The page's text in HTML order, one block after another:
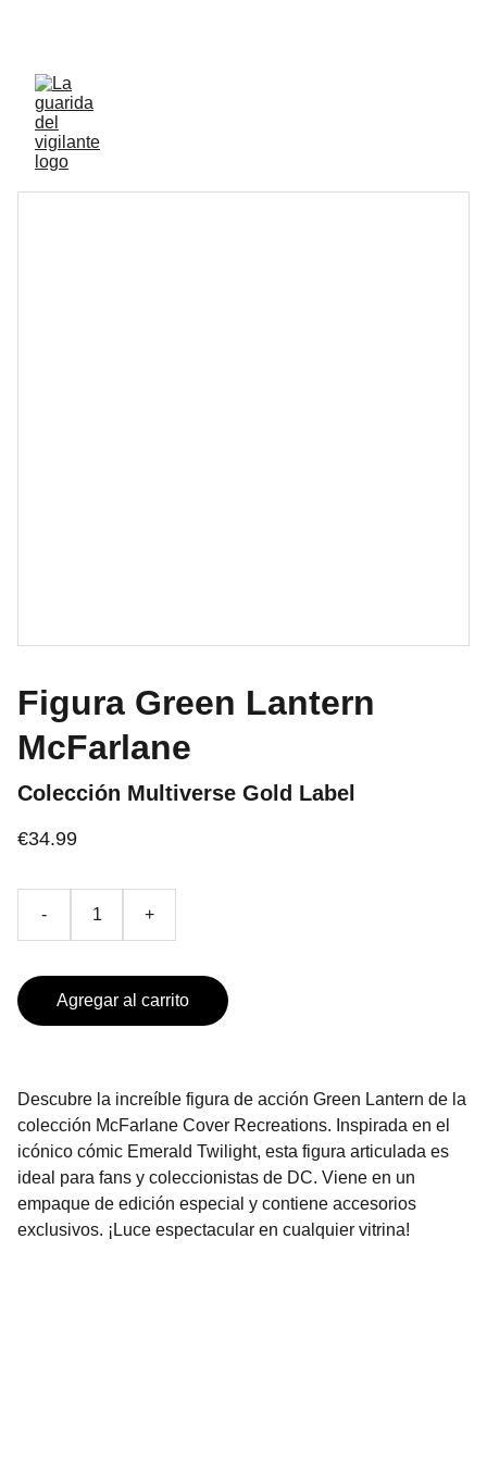
Figura Green Lantern
McFarlane
Colección Multiverse Gold Label
€34.99
- +
Agregar al carrito
Descubre la increíble figura de acción Green Lantern de la
colección McFarlane Cover Recreations. Inspirada en el
icónico cómic Emerald Twilight, esta figura articulada es
ideal para fans y coleccionistas de DC. Viene en un
empaque de edición especial y contiene accesorios
exclusivos. ¡Luce espectacular en cualquier vitrina!